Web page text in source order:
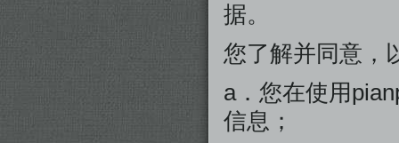
据。
您了解并同意，
a．您在使用
信息；